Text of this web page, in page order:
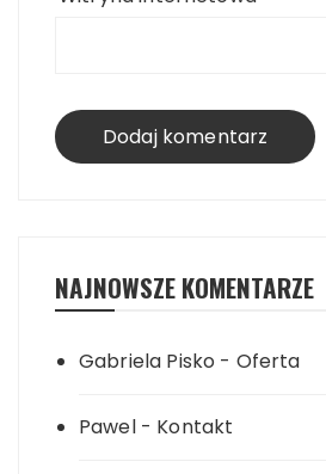
NAJNOWSZE KOMENTARZE
Gabriela Pisko - Oferta
Pawel- Kontakt